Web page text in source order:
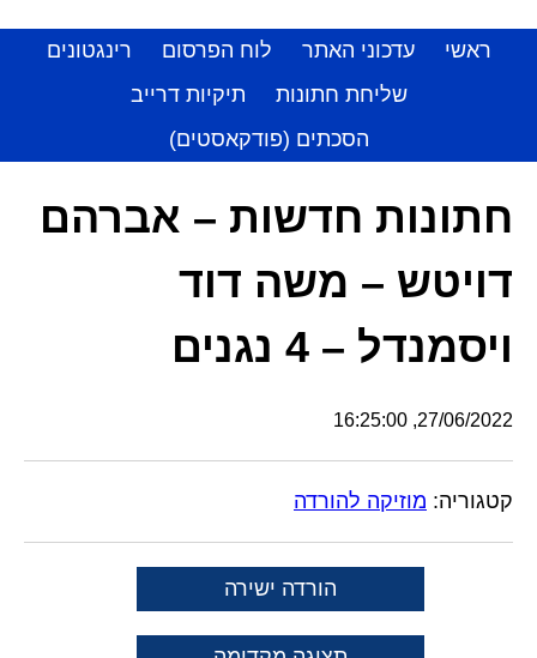
ראשי עדכוני האתר לוח הפרסום
רינגטונים
שליחת חתונות
תיקיות דרייב
הסכתים (פודקאסטים)
חתונות חדשות – אברהם
דויטש – משה דוד
ויסמנדל – 4 נגנים
27/06/2022, 16:25:00
קטגוריה: מוזיקה להורדה
הורדה ישירה